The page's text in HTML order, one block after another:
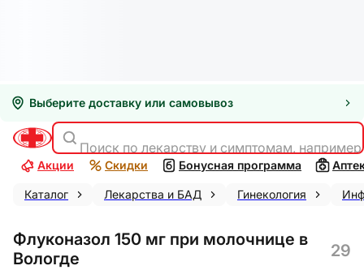
Выберите доставку или самовывоз
Поиск по лекарству и симптомам,
Акции Скидки Бонусная программа
Каталог Лекарства и БАД Гинекология
Флуконазол 150 мг при молочнице в
Вологде
29